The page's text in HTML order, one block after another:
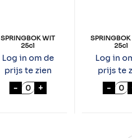
SPRINGBOK WIT
25cl
Log in om de
prijs te zien
- SPRINGBOK WIT 25cl
+
SPRINGBOK
25cl
Log in
prijs te
-